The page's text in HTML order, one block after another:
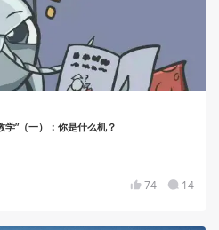
”（一）：你是什么机？
74 14